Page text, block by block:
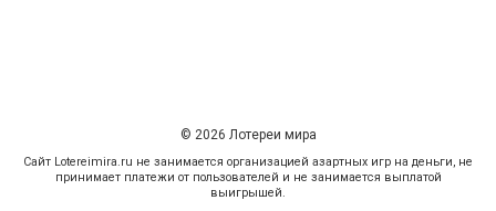
© 2026 Лотереи мира
Сайт Lotereimira.ru не занимается организацией азартных игр на деньги, не
принимает платежи от пользователей и не занимается выплатой
выигрышей.